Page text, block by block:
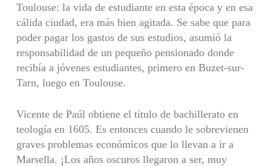
Toulouse: la vida de estudiante en esta época y en esa
cálida ciudad, era más bien agitada. Se sabe que para
poder pagar los gastos de sus estudios, asumió la
responsabilidad de un pequeño pensionado donde
recibía a jóvenes estudiantes, primero en Buzet-sur-
Tarn, luego en Toulouse.
Vicente de Paúl obtiene el título de bachillerato en
teología en 1605. Es entonces cuando le sobrevienen
graves problemas económicos que lo llevan a ir a
Marsella. ¡Los años oscuros llegaron a ser, muy